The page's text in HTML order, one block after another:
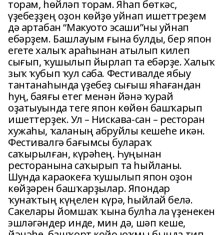
торам, һөйләп торам. Яһап бөткәс,
үҙебеҙҙең оҙон көйҙө уйнап ишеттреҙем
дә артабан “Макуото эсаши”ны уйнап
ебәрҙем. Башлауым ғына булды, бер япон
егете халыҡ араһынан атылып килеп
сығып, ҡушылып йырлап та ебәрҙе. Халыҡ
зыҡ ҡубып ҡул саба. Фестивалде ябыу
тантанаһында үҙебеҙ сығыш яһағандан
һуң, баяғы етег менән йәнә ҡурай
оҙатыуында теге япон көйөн башҡарып
ишеттерҙек. Ул – Нискава-сан – ресторан
хужаһы, ҡаланың абруйлы кешеһе икән.
Фестивалгә бағымсы булараҡ
саҡырылған, күрәһең. Һуңынан
ресторанына саҡырып та һыйланы.
Шунда караокеға ҡушылып япон оҙон
көйҙәрен башҡарҙылар. Япондар
ҡунаҡтың күңелен күрә, һыйлай белә.
Сакелары йомшаҡ ҡына булһа ла үҙенекен
эшләгәндер инде, мин дә, шәп кеше,